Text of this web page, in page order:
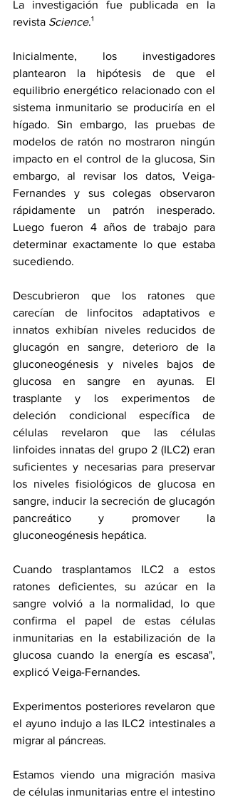
La investigación fue publicada en la
revista Science.¹
Inicialmente, los investigadores
plantearon la hipótesis de que el
equilibrio energético relacionado con el
sistema inmunitario se produciría en el
hígado. Sin embargo, las pruebas de
modelos de ratón no mostraron ningún
impacto en el control de la glucosa, Sin
embargo, al revisar los datos, Veiga-
Fernandes y sus colegas observaron
rápidamente un patrón inesperado.
Luego fueron 4 años de trabajo para
determinar exactamente lo que estaba
sucediendo.
Descubrieron que los ratones que
carecían de linfocitos adaptativos e
innatos exhibían niveles reducidos de
glucagón en sangre, deterioro de la
gluconeogénesis y niveles bajos de
glucosa en sangre en ayunas. El
trasplante y los experimentos de
deleción condicional específica de
células revelaron que las células
linfoides innatas del grupo 2 (ILC2) eran
suficientes y necesarias para preservar
los niveles fisiológicos de glucosa en
sangre, inducir la secreción de glucagón
pancreático y promover la
gluconeogénesis hepática.
Cuando trasplantamos ILC2 a estos
ratones deficientes, su azúcar en la
sangre volvió a la normalidad, lo que
confirma el papel de estas células
inmunitarias en la estabilización de la
glucosa cuando la energía es escasa",
explicó Veiga-Fernandes.
Experimentos posteriores revelaron que
el ayuno indujo a las ILC2 intestinales a
migrar al páncreas.
Estamos viendo una migración masiva
de células inmunitarias entre el intestino